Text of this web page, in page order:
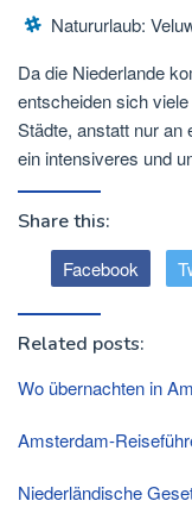
Natururlaub:
Da die Niederlande
entscheiden sich
Städte, anstatt nur an
ein intensiveres und
Share this:
Facebook
Related posts:
Wo übernachten in
Amsterdam-
Niederländische